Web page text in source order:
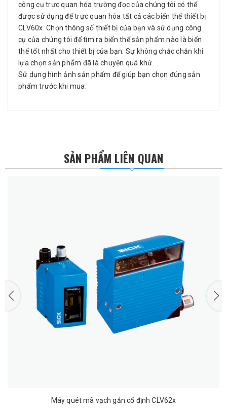
công cụ trực quan hóa trường đọc của chúng tôi có thể
được sử dụng để trực quan hóa tất cả các biến thể thiết bị
CLV60x. Chọn thông số thiết bị của bạn và sử dụng công
cụ của chúng tôi để tìm ra biến thể sản phẩm nào là biến
thể tốt nhất cho thiết bị của bạn. Sự không chắc chắn khi
lựa chọn sản phẩm đã là chuyện quá khứ.
Sử dụng hình ảnh sản phẩm để giúp bạn chọn đúng sản
phẩm trước khi mua.
SẢN PHẨM LIÊN QUAN
Máy quét mã vạch gắn cố định CLV62x